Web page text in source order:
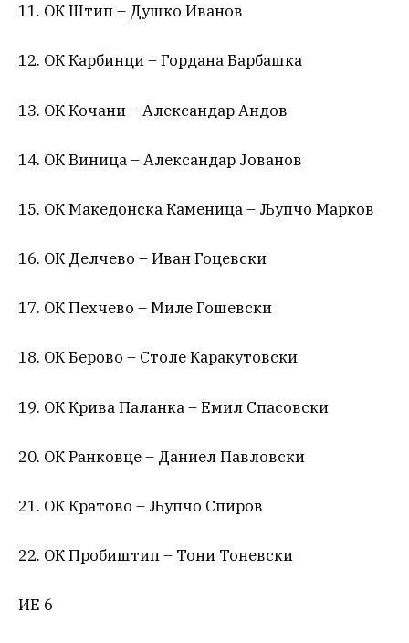
11. ОК Штип – Душко Иванов
12. ОК Карбинци – Гордана Барбашка
13. ОК Кочани – Александар Андов
14. ОК Виница – Александар Јованов
15. ОК Македонска Каменица – Љупчо Марков
16. ОК Делчево – Иван Гоцевски
17. ОК Пехчево – Миле Гошевски
18. ОК Берово – Столе Каракутовски
19. ОК Крива Паланка – Емил Спасовски
20. ОК Ранковце – Даниел Павловски
21. ОК Кратово – Љупчо Спиров
22. ОК Пробиштип – Тони Тоневски
ИЕ 6